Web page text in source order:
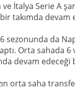
İtalya Serie A
takımda
sezonunda da
Orta sahada
devam edeceği
orta saha